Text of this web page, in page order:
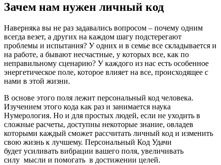
Зачем нам нужен личный код
Наверняка вы не раз задавались вопросом – почему одним
всегда везет, а других на каждом шагу подстерегают
проблемы и испытания? У одних и в семье все складывается и
на работе, а бывают несчастные, у которых все, как по
неправильному сценарию? У каждого из нас есть особенное
энергетическое поле, которое влияет на все, происходящее с
нами в этой жизни.
В основе этого поля лежит персональный код человека.
Изучением этого кода как раз и занимается наука
Нумерология. Но и для простых людей, если не уходить в
сложные расчеты, доступны некоторые знание, овладев
которыми каждый сможет рассчитать личный код и изменить
свою жизнь к лучшему. Персональный Код Удачи
будет усиливать вибрации вашего поля, увеличивать
силу мысли и помогать в достижении целей.